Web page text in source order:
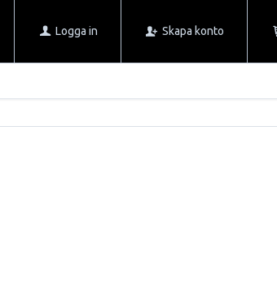
Logga in Skapa konto